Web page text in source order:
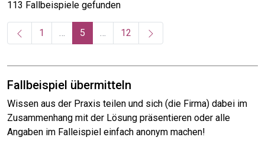
1 … 5 … 12
113 Fallbeispiele gefunden
Fallbeispiel übermitteln
Wissen aus der Praxis teilen und sich (die Firma) dabei im
Zusammenhang mit der Lösung präsentieren oder alle
Angaben im Falleispiel einfach anonym machen!